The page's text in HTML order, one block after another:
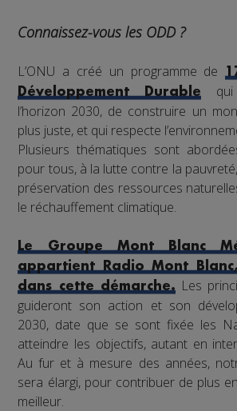
Connaissez-vous les ODD ?
L’ONU a créé un programme de
Développement Durable
qui
l’horizon 2030, de construire un
plus juste, et qui respecte
Plusieurs thématiques sont
pour tous, à la lutte contre la
préservation des ressources
le réchauffement climatique.
Le Groupe Mont Blanc
appartient Radio Mont
dans cette démarche.Les
guideront son action et son
2030, date que se sont fixée les
atteindre les objectifs, autant en
Au fur et à mesure des années,
sera élargi, pour contribuer de plus
meilleur.